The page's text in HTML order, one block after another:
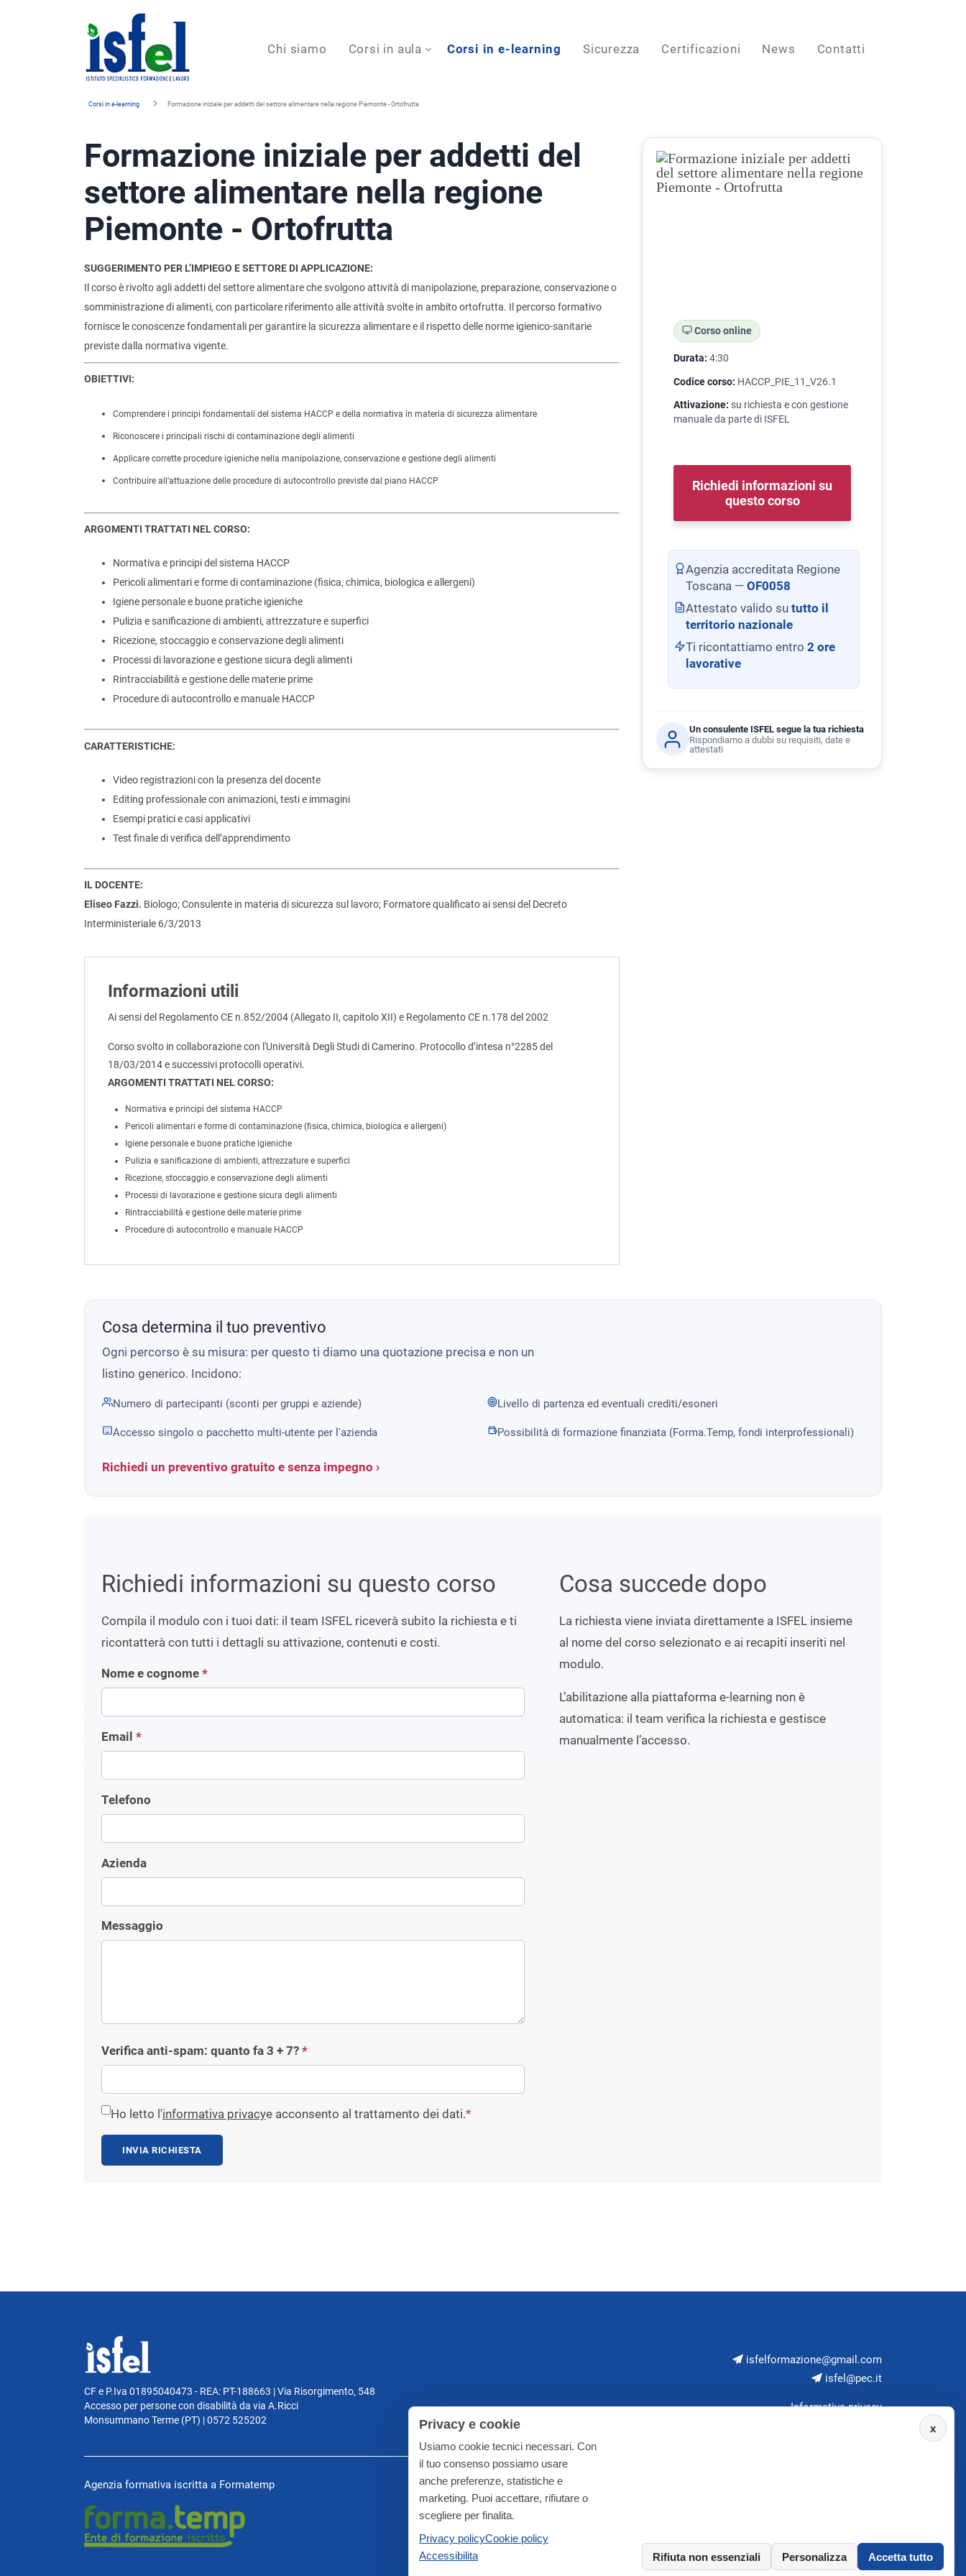
Istituto
formazione
e
lavoro
Chi siamo Corsi in aula Corsi in e-learning Sicurezza Certificazioni News Contatti
Corsi in e-learning Formazione iniziale per addetti del settore alimentare nella regione Piemonte - Ortofrutta
Formazione iniziale per addetti del
settore alimentare nella regione
Piemonte - Ortofrutta
SUGGERIMENTO PER L’IMPIEGO E SETTORE DI APPLICAZIONE:
Il corso è rivolto agli addetti del settore alimentare che svolgono attività di manipolazione, preparazione, conservazione o
somministrazione di alimenti, con particolare riferimento alle attività svolte in ambito ortofrutta. Il percorso formativo
fornisce le conoscenze fondamentali per garantire la sicurezza alimentare e il rispetto delle norme igienico-sanitarie
previste dalla normativa vigente.
OBIETTIVI:
Comprendere i principi fondamentali del sistema HACCP e della normativa in materia di sicurezza alimentare
Riconoscere i principali rischi di contaminazione degli alimenti
Applicare corrette procedure igieniche nella manipolazione, conservazione e gestione degli alimenti
Contribuire all’attuazione delle procedure di autocontrollo previste dal piano HACCP
ARGOMENTI TRATTATI NEL CORSO:
Normativa e principi del sistema HACCP
Pericoli alimentari e forme di contaminazione (fisica, chimica, biologica e allergeni)
Igiene personale e buone pratiche igieniche
Pulizia e sanificazione di ambienti, attrezzature e superfici
Ricezione, stoccaggio e conservazione degli alimenti
Processi di lavorazione e gestione sicura degli alimenti
Rintracciabilità e gestione delle materie prime
Procedure di autocontrollo e manuale HACCP
CARATTERISTICHE:
Video registrazioni con la presenza del docente
Editing professionale con animazioni, testi e immagini
Esempi pratici e casi applicativi
Test finale di verifica dell’apprendimento
IL DOCENTE:
Eliseo Fazzi. Biologo; Consulente in materia di sicurezza sul lavoro; Formatore qualificato ai sensi del Decreto
Interministeriale 6/3/2013
Informazioni utili
Ai sensi del Regolamento CE n.852/2004 (Allegato II, capitolo XII) e Regolamento CE n.178 del 2002
Corso svolto in collaborazione con l'Università Degli Studi di Camerino. Protocollo d’intesa n°2285 del
18/03/2014 e successivi protocolli operativi.
ARGOMENTI TRATTATI NEL CORSO:
Normativa e principi del sistema HACCP
Pericoli alimentari e forme di contaminazione (fisica, chimica, biologica e allergeni)
Igiene personale e buone pratiche igieniche
Pulizia e sanificazione di ambienti, attrezzature e superfici
Ricezione, stoccaggio e conservazione degli alimenti
Processi di lavorazione e gestione sicura degli alimenti
Rintracciabilità e gestione delle materie prime
Procedure di autocontrollo e manuale HACCP
Corso online
Durata: 4:30
Codice corso: HACCP_PIE_11_V26.1
Attivazione: su richiesta e con gestione
manuale da parte di ISFEL
Richiedi informazioni su
questo corso
Agenzia accreditata Regione
Toscana —OF0058
Attestato valido sututto il
territorio nazionale
Ti ricontattiamo entro2 ore
lavorative
Un consulente ISFEL segue la tua richiesta
Rispondiamo a dubbi su requisiti, date e
attestati
Cosa determina il tuo preventivo
Ogni percorso è su misura: per questo ti diamo una quotazione precisa e non un
listino generico. Incidono:
Numero di partecipanti (sconti per gruppi e aziende) Livello di partenza ed eventuali crediti/esoneri
Accesso singolo o pacchetto multi-utente per l'azienda Possibilità di formazione finanziata (Forma.Temp, fondi interprofessionali)
Richiedi un preventivo gratuito e senza impegno ›
Richiedi informazioni su questo corso
Compila il modulo con i tuoi dati: il team ISFEL riceverà subito la richiesta e ti
ricontatterà con tutti i dettagli su attivazione, contenuti e costi.
Nome e cognome *
Email *
Telefono
Azienda
Messaggio
Verifica anti-spam: quanto fa 3 + 7? *
Ho letto l'informativa privacye acconsento al trattamento dei dati.*
INVIA RICHIESTA
Cosa succede dopo
La richiesta viene inviata direttamente a ISFEL insieme
al nome del corso selezionato e ai recapiti inseriti nel
modulo.
L’abilitazione alla piattaforma e-learning non è
automatica: il team verifica la richiesta e gestisce
manualmente l’accesso.
CF e P.Iva 01895040473 - REA: PT-188663 | Via Risorgimento, 548
Accesso per persone con disabilità da via A.Ricci
Monsummano Terme (PT) | 0572 525202
isfelformazione@gmail.com
isfel@pec.it
Informativa privacy
Agenzia formativa iscritta a Formatemp
x
Privacy e cookie
Usiamo cookie tecnici necessari. Con
il tuo consenso possiamo usare
anche preferenze, statistiche e
marketing. Puoi accettare, rifiutare o
scegliere per finalita.
Privacy policyCookie policy
Accessibilita
Rifiuta non essenziali Personalizza Accetta tutto